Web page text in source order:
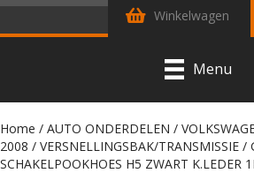
Winkelwagen
Menu
Home / AUTO ONDERDELEN /
2008 / VERSNELLINGSBAK/TRANSMISSIE /
SCHAKELPOOKHOES H5 ZWART K.LEDER